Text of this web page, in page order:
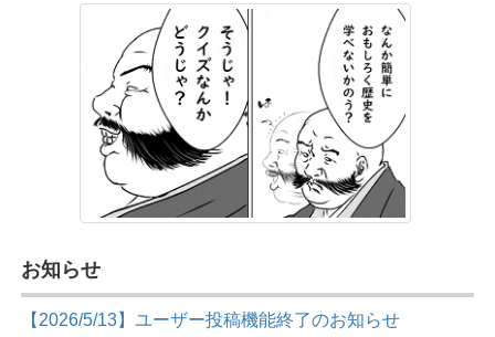
お知らせ
【2026/5/13】ユーザー投稿機能終了のお知らせ